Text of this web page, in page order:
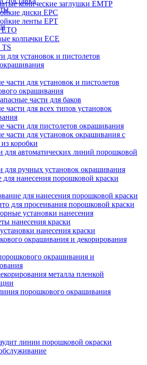
конические заглушки EMTP
диски EPC
ленты EPT
колпачки ECE
для установок и пистолетов
части для установок и пистолетов
окрашивания
части для баков
части для всех типов установок
части для пистолетов окрашивания
части для установок окрашивания с
коробки
для автоматических линий порошковой
для ручных установок окрашивания
для нанесения порошковой краски
для нанесения порошковой краски
для просеивания порошковой краски
установки нанесения
нанесения краски
нанесения краски
окрашивания и декорирования
окрашивания и
металла пленкой
порошкового окрашивания
линии порошковой окраски